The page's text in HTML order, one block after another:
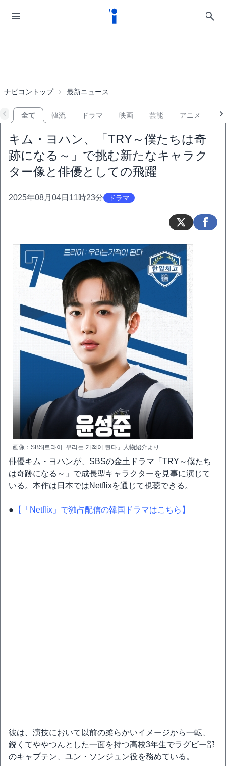
ナビコントップ 最新ニュース
全て 韓流 ドラマ 映画 芸能 アニメ
キム・ヨハン、「TRY～僕たちは奇
跡になる～」で挑む新たなキャラク
ター像と俳優としての飛躍
2025年08月04日11時23分 ドラマ
画像：SBS[트라이: 우리는 기적이 된다」人物紹介より
俳優キム・ヨハンが、SBSの金土ドラマ「TRY～僕たち
は奇跡になる～」で成長型キャラクターを見事に演じて
いる。本作は日本ではNetflixを通じて視聴できる。
● 【「Netflix」で独占配信の韓国ドラマはこちら】
彼は、演技において以前の柔らかいイメージから一転、
鋭くてややつんとした一面を持つ高校3年生でラグビー部
のキャプテン、ユン・ソンジュン役を務めている。